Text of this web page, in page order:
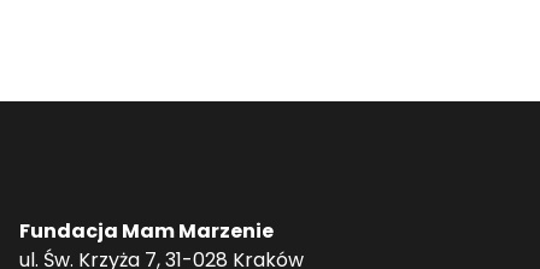
Fundacja Mam Marzenie
ul. Św. Krzyża 7, 31-028 Kraków